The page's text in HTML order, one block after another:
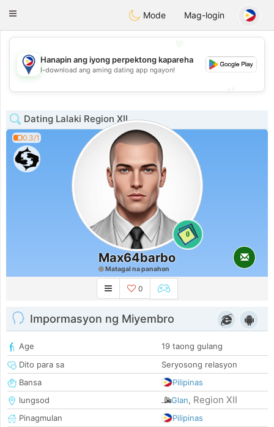
PhilippinesChat
Toggle
Mode Mag-login
💖
💕
Hanapin ang iyong perpektong kapareha
I-download ang aming dating app ngayon!
Dating Lalaki Region XII
0.3/1
0
Max64barbo
Matagal na panahon
0
Impormasyon ng Miyembro
Age
19 taong gulang
Dito para sa
Seryosong relasyon
Bansa
Pilipinas
lungsod
Glan, Region XII
Pinagmulan
Pilipinas